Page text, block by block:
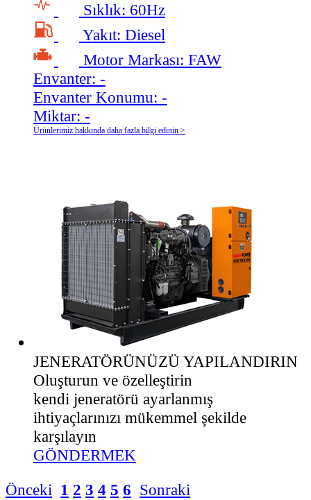
Sıklık: 60Hz
Yakıt: Diesel
Motor Markası: FAW
Envanter: -
Envanter Konumu: -
Miktar: -
Ürünlerimiz hakkında daha fazla bilgi edinin >
JENERATÖRÜNÜZÜ YAPILANDIRIN
Oluşturun ve özelleştirin
kendi jeneratörü ayarlanmış
ihtiyaçlarınızı mükemmel şekilde
karşılayın
GÖNDERMEK
Önceki 1 2 3 4 5 6 Sonraki